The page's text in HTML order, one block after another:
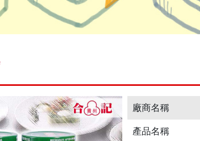
廠商名稱
產品名稱